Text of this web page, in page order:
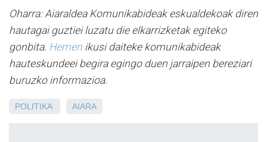
Oharra: Aiaraldea Komunikabideak eskualdekoak diren
hautagai guztiei luzatu die elkarrizketak egiteko
gonbita. Hemen ikusi daiteke komunikabideak
hauteskundeei begira egingo duen jarraipen bereziari
buruzko informazioa.
POLITIKA AIARA